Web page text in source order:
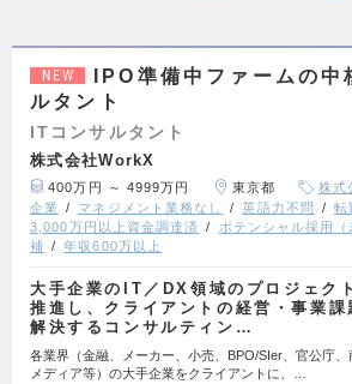
NEW
IPO準備中ファームの
ルタント
ITコンサルタント
株式会社WorkX
400万円 ～ 4999万円 東京都 株式
企業
マネジメント業務なし 英語力不問 転
3,000万円以上資金調達済
ポテンシャル採用（
補
年収600万以上
大手企業のIT／DX領域のプロジェク
推進し、クライアントの経営・事業課
解決するコンサルティン…
各業界（金融、メーカー、小売、BPO/SIer、官公庁、
メディア等）の大手企業をクライアントに、…